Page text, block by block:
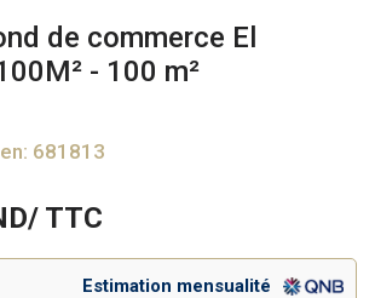
de commerce El
- 100 m²
681813
TTC
Estimation mensualité